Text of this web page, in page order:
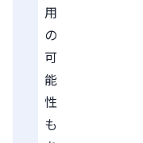
用
の
可
能
性
も